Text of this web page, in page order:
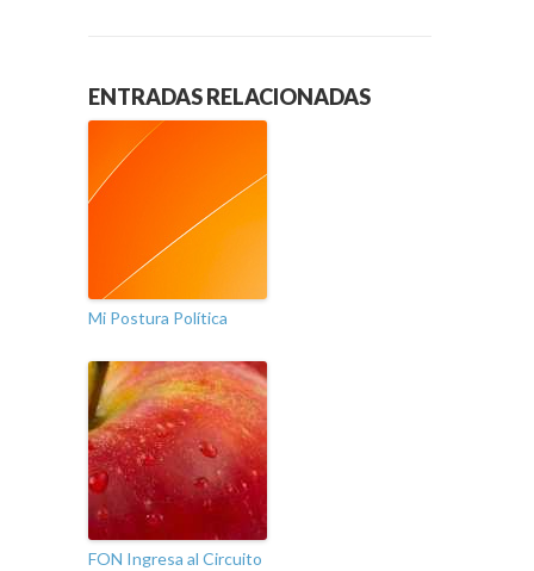
ENTRADAS RELACIONADAS
Mi Postura Política
FON Ingresa al Circuito